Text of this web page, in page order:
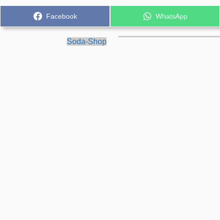
Share
Facebook
Share
WhatsApp
Soda-Shop